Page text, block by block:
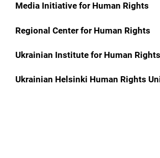
Media Initiative for Human Rights
Regional Center for Human Rights
Ukrainian Institute for Human Rights
Ukrainian Helsinki Human Rights